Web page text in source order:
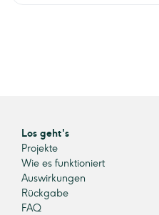
Los geht's
Projekte
Wie es funktioniert
Auswirkungen
Rückgabe
FAQ